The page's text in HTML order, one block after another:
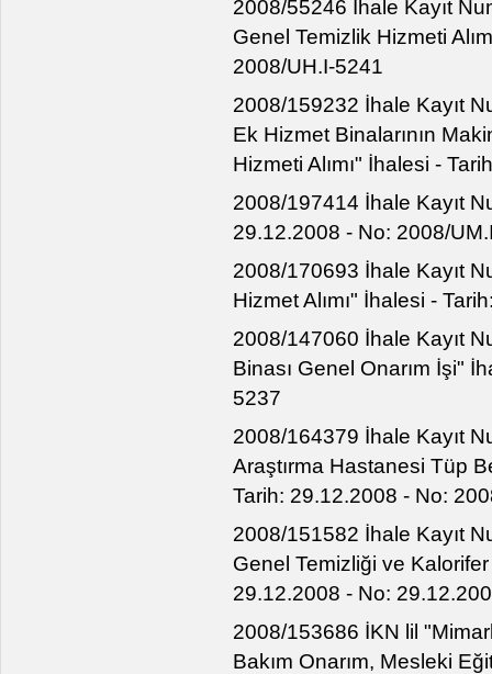
2008/55246 İhale Kayıt
Genel Temizlik Hizmeti
2008/UH.I-5241
2008/159232 İhale Kayıt
Ek Hizmet Binalarının
Hizmeti Alımı" İhalesi -
2008/197414 İhale Kayıt
29.12.2008 - No: 2008/
2008/170693 İhale Kayıt
Hizmet Alımı" İhalesi -
2008/147060 İhale Kayıt
Binası Genel Onarım İşi"
5237
2008/164379 İhale Kayıt
Araştırma Hastanesi Tüp
Tarih: 29.12.2008 - No:
2008/151582 İhale Kayıt
Genel Temizliği ve Kalorifer
29.12.2008 - No:
2008/153686 İKN lil
Bakım Onarım, Mesleki